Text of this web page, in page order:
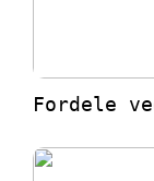
Fordele